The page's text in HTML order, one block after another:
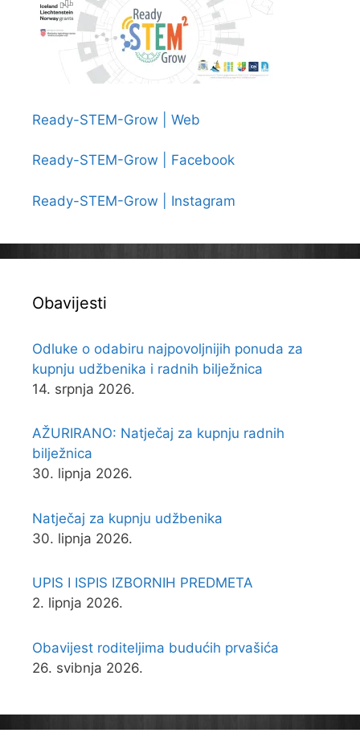
Ready-STEM-Grow | Web
Ready-STEM-Grow | Facebook
Ready-STEM-Grow | Instagram
Obavijesti
Odluke o odabiru najpovoljnijih ponuda za
kupnju udžbenika i radnih bilježnica
14. srpnja 2026.
AŽURIRANO: Natječaj za kupnju radnih
bilježnica
30. lipnja 2026.
Natječaj za kupnju udžbenika
30. lipnja 2026.
UPIS I ISPIS IZBORNIH PREDMETA
2. lipnja 2026.
Obavijest roditeljima budućih prvašića
26. svibnja 2026.